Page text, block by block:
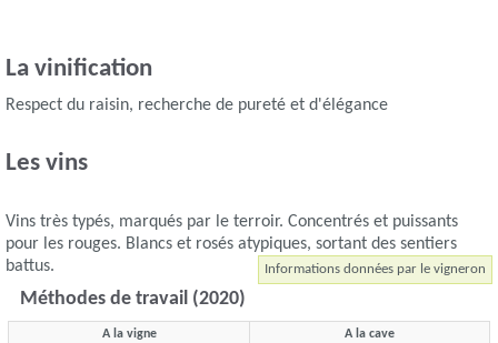
La vinification
Respect du raisin, recherche de pureté et d'élégance
Les vins
Vins très typés, marqués par le terroir. Concentrés et puissants
pour les rouges. Blancs et rosés atypiques, sortant des sentiers
battus.
Informations données par le vigneron
Méthodes de travail (2020)
A la vigne A la cave